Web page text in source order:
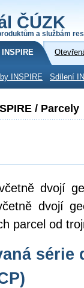
ČÚZK
a službám
INSPIRE
INSPIRE Sdílení
/ Parcely
dvojí
dvojí
parcel od
série